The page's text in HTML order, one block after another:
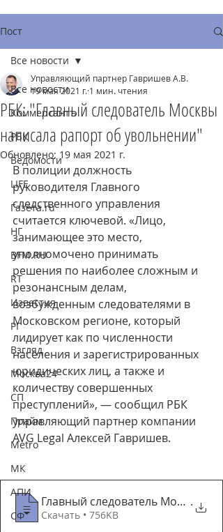
Пост
Все новости
Коммерсантъ
РБК
Ведомости
LIFE
Газета.ru
НГ
BFM.RU
RT
Известия
РГ
Взгляд
Москва24
СП
Прайм
Metro
МК
АПИ
СФ
Все новости
РБК: "Главный следователь Москвы
написала рапорт об увольнении"
Управляющий партнер Гавришев А.В.
19 мая 2021 г. 1 мин. чтения
Обновлено: 19 мая 2021 г.
В полиции должность
руководителя Главного
следственного управления
считается ключевой. «Лицо,
занимающее это место,
уполномочено принимать
решения по наиболее сложным и
резонансным делам,
возбужденным следователями в
Московском регионе, который
лидирует как по численности
населения и зарегистрированных
юридических лиц, а также и
количеству совершенных
преступлений», — сообщил РБК
управляющий партнер компании
AVG Legal Алексей Гавришев.
Главный следователь Москвы
.
Скачать • 756KB